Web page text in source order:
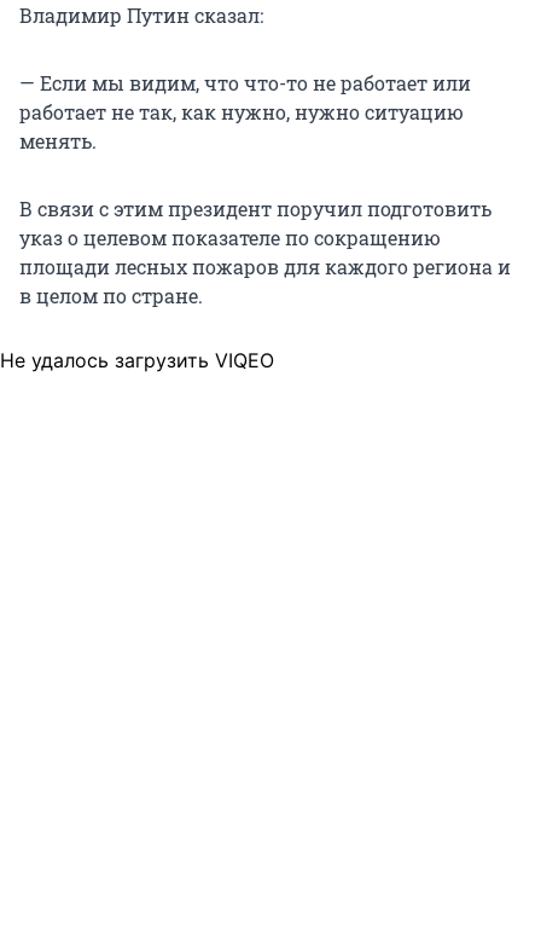
Владимир Путин сказал:
— Если мы видим, что что-то не работает или
работает не так, как нужно, нужно ситуацию
менять.
В связи с этим президент поручил подготовить
указ о целевом показателе по сокращению
площади лесных пожаров для каждого региона и
в целом по стране.
Не удалось загрузить VIQEO